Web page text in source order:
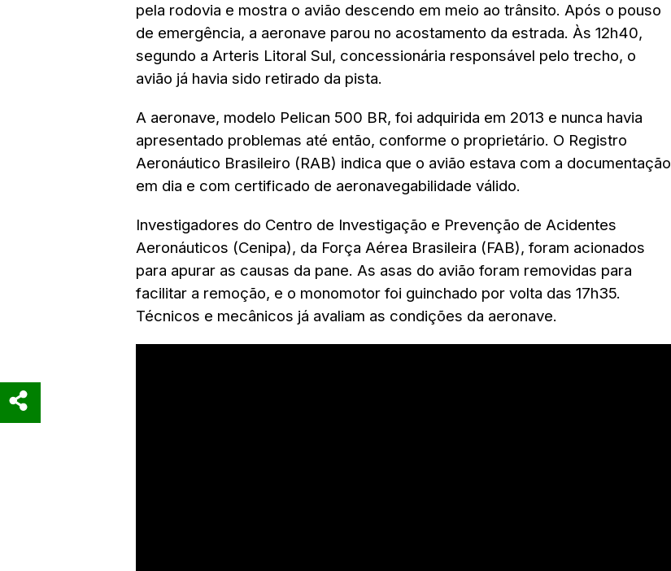
pela rodovia e mostra o avião descendo em meio ao trânsito. Após o pouso
de emergência, a aeronave parou no acostamento da estrada. Às 12h40,
segundo a Arteris Litoral Sul, concessionária responsável pelo trecho, o
avião já havia sido retirado da pista.
A aeronave, modelo Pelican 500 BR, foi adquirida em 2013 e nunca havia
apresentado problemas até então, conforme o proprietário. O Registro
Aeronáutico Brasileiro (RAB) indica que o avião estava com a documentação
em dia e com certificado de aeronavegabilidade válido.
Investigadores do Centro de Investigação e Prevenção de Acidentes
Aeronáuticos (Cenipa), da Força Aérea Brasileira (FAB), foram acionados
para apurar as causas da pane. As asas do avião foram removidas para
facilitar a remoção, e o monomotor foi guinchado por volta das 17h35.
Técnicos e mecânicos já avaliam as condições da aeronave.